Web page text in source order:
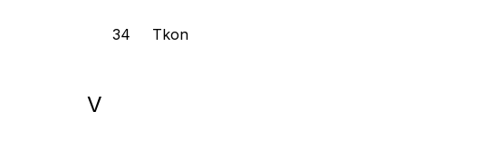
Tkon
V